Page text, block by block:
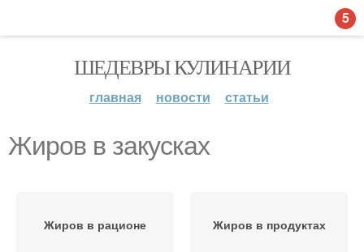
ШЕДЕВРЫ КУЛИНАРИИ
главная новости статьи
Жиров в закусках
Жиров в рационе Жиров в продуктах
5